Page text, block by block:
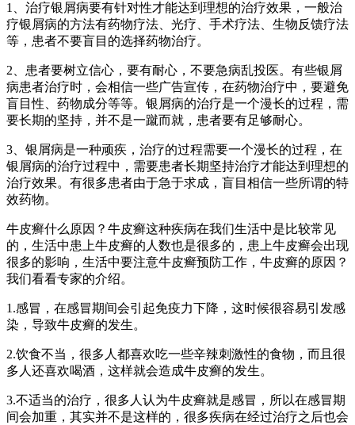
1、治疗银屑病要有针对性才能达到理想的治疗效果，一般治
疗银屑病的方法有药物疗法、光疗、手术疗法、生物反馈疗法
等，患者不要盲目的选择药物治疗。
2、患者要树立信心，要有耐心，不要急病乱投医。有些银屑
病患者治疗时，会相信一些广告宣传，在药物治疗中，要避免
盲目性、药物成分等等。银屑病的治疗是一个漫长的过程，需
要长期的坚持，并不是一蹴而就，患者要有足够耐心。
3、银屑病是一种顽疾，治疗的过程需要一个漫长的过程，在
银屑病的治疗过程中，需要患者长期坚持治疗才能达到理想的
治疗效果。有很多患者由于急于求成，盲目相信一些所谓的特
效药物。
牛皮癣什么原因？牛皮癣这种疾病在我们生活中是比较常见
的，生活中患上牛皮癣的人数也是很多的，患上牛皮癣会出现
很多的影响，生活中要注意牛皮癣预防工作，牛皮癣的原因？
我们看看专家的介绍。
1.感冒，在感冒期间会引起免疫力下降，这时候很容易引发感
染，导致牛皮癣的发生。
2.饮食不当，很多人都喜欢吃一些辛辣刺激性的食物，而且很
多人还喜欢喝酒，这样就会造成牛皮癣的发生。
3.不适当的治疗，很多人认为牛皮癣就是感冒，所以在感冒期
间会加重，其实并不是这样的，很多疾病在经过治疗之后也会